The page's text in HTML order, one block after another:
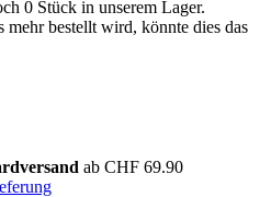
0 Stück in unserem Lager.
mehr bestellt wird, könnte dies das
ab CHF 69.90